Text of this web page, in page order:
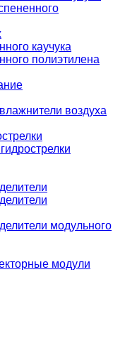
каучука
полиэтилена
воздуха
модульного
модули